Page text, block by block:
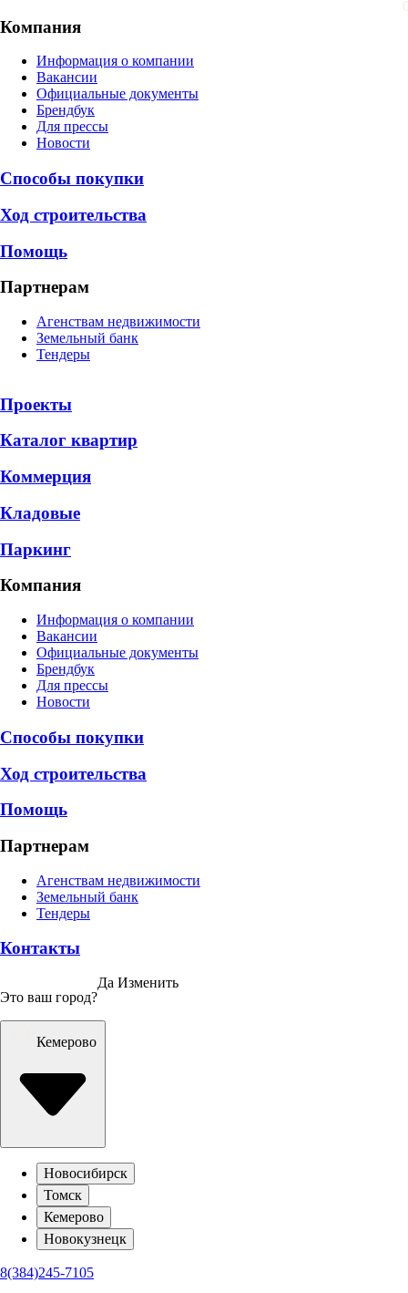
Компания
Информация о компании
Вакансии
Официальные документы
Брендбук
Для прессы
Новости
Способы покупки
Ход строительства
Помощь
Партнерам
Агенствам недвижимости
Земельный банк
Тендеры
Проекты
Каталог квартир
Коммерция
Кладовые
Паркинг
Компания
Информация о компании
Вакансии
Официальные документы
Брендбук
Для прессы
Новости
Способы покупки
Ход строительства
Помощь
Партнерам
Агенствам недвижимости
Земельный банк
Тендеры
Контакты
Это ваш город?
Да Изменить
Кемерово
Новосибирск
Томск
Кемерово
Новокузнецк
8(384)245-7105